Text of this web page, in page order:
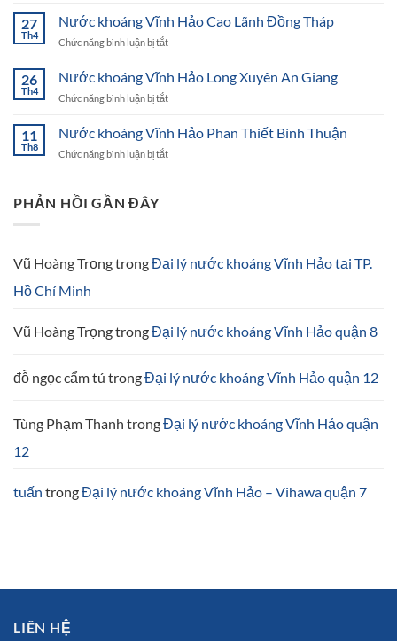
Nội
khoáng
Vĩnh
Hảo
Thuận
27
Th4
Nước khoáng Vĩnh Hảo Cao Lãnh Đồng Tháp
Chức năng bình luận bị tắtở
khoáng
Vĩnh
Hảo
Lãnh
Tháp
26
Th4
Nước khoáng Vĩnh Hảo Long Xuyên An Giang
Chức năng bình luận bị tắtở
khoáng
Vĩnh
Hảo
11
Th8
Nước khoáng Vĩnh Hảo Phan Thiết Bình Thuận
Chức năng bình luận bị tắtở
Bình
Thuận
PHẢN HỒI GẦN ĐÂY
Vũ Hoàng TrọngtrongĐại lý nước khoáng Vĩnh Hảo tại TP.
Hồ Chí Minh
Vũ Hoàng TrọngtrongĐại lý nước khoáng Vĩnh Hảo quận 8
đỗ ngọc cẩm tú trongĐại lý nước khoáng Vĩnh Hảo quận 12
Tùng Phạm Thanh trongĐại lý nước khoáng Vĩnh Hảo quận
12
tuấn trongĐại lý nước khoáng Vĩnh Hảo – Vihawa quận 7
LIÊN HỆ